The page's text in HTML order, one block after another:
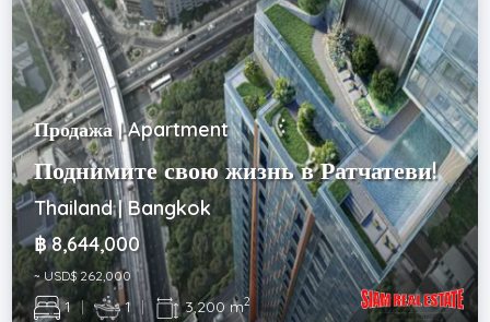
Продажа | Apartment
Поднимите свою жизнь в Ратчатеви!
Thailand | Bangkok
฿ 8,644,000
~ USD$ 262,000
1 | 1 | 3,200 m2